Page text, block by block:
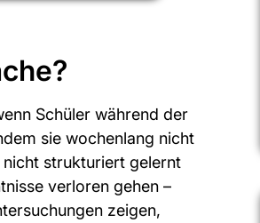
Schüler während der
sie wochenlang nicht
nicht strukturiert gelernt
verloren gehen –
zeigen,